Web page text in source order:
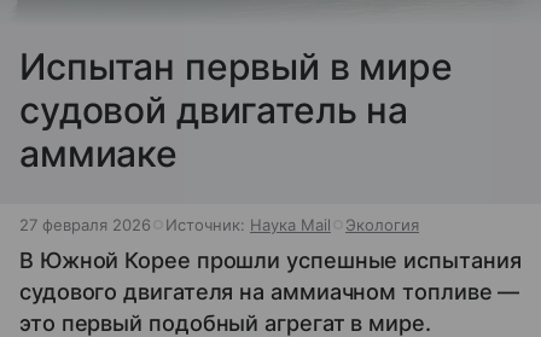
Испытан первый в мире
судовой двигатель на
аммиаке
27 февраля 2026 Источник: Наука Mail Экология
В Южной Корее прошли успешные испытания
судового двигателя на аммиачном топливе —
это первый подобный агрегат в мире.